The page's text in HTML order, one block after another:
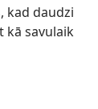
kad daudzi
kā savulaik